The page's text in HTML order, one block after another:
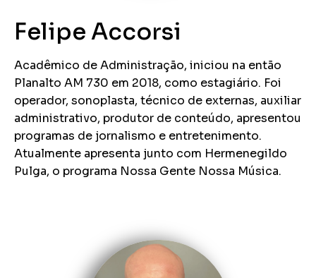
Felipe Accorsi
Acadêmico de Administração, iniciou na então
Planalto AM 730 em 2018, como estagiário. Foi
operador, sonoplasta, técnico de externas, auxiliar
administrativo, produtor de conteúdo, apresentou
programas de jornalismo e entretenimento.
Atualmente apresenta junto com Hermenegildo
Pulga, o programa Nossa Gente Nossa Música.